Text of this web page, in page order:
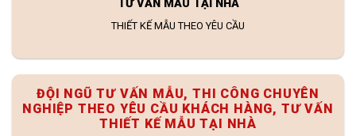
TƯ VẤN MẪU TẠI NHÀ
THIẾT KẾ MẪU THEO YÊU CẦU
ĐỘI NGŨ TƯ VẤN MẪU, THI CÔNG CHUYÊN
NGHIỆP THEO YÊU CẦU KHÁCH HÀNG, TƯ VẤN
THIẾT KẾ MẪU TẠI NHÀ